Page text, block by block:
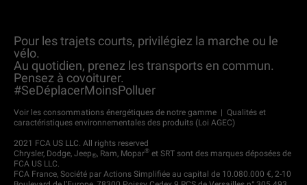
Pour les trajets courts, privilégiez la marche ou le
vélo.
Au quotidien, prenez les transports en commun.
Pensez à covoiturer.
#SeDéplacerMoinsPolluer
Voir les consommations énergétiques de notre gamme | Qualités et
caractéristiques environnementales des produits (Loi AGEC)
2021 FCA US LLC. All rights reserved
Chrysler, Dodge, Jeep®, Ram, Mopar® et SRT sont des marques déposées de
FCA US LLC.
FCA France, Société par Actions Simplifiée au capital de 10.080.000 €, 2-10